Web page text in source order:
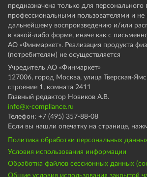
предназначена только для персонального
профессиональными пользователями и
дальнейшему воспроизведению и/или
в какой-либо форме, иначе как с
АО «Финмаркет». Реализация продукта
(потребителям) не осуществляется
Учредитель АО «Финмаркет»
127006, город Москва, улица Тверская-
строение 1, комната 2411
Главный редактор Новиков А.В.
info@x-compliance.ru
Телефон: +7 (495) 357-88-08
Если вы нашли опечатку на странице,
Политика обработки персональных
Условия использования информации
Обработка файлов сессионных данных
Общие условия использования закрытой